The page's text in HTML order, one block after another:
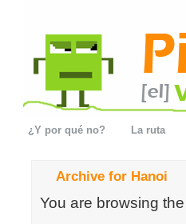
¿Y por qué no? La ruta
Archive for Hanoi
You are browsing